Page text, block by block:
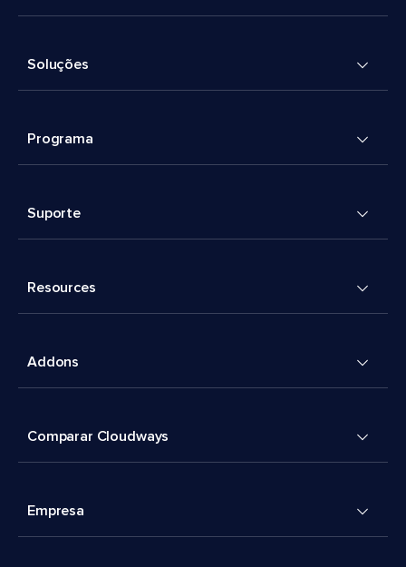
Soluções
Programa
Suporte
Resources
Addons
Comparar Cloudways
Empresa